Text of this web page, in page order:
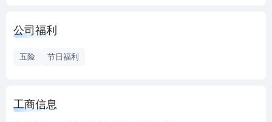
险、金控、金融租赁、基金）三大产业格局。
股“龙山赛伯乐”、“浙江红石”、“浙江蓝石”、“华睿投资”等数家
创投公司，组建永利小额贷款股份有限公司。2015年，永利
公司福利
五险 节日福利
工商信息